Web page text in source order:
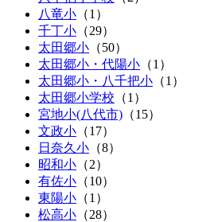
八竜小 （1 ）
千丁小 （29）
太田郷小 （50）
太田郷小・代陽小 （1 ）
太田郷小・八千把小 （1 ）
太田郷小学校 （1）
宮地小(八代市) （15）
文政小 （17）
日奈久小 （8）
昭和小 （2）
有佐小 （10）
東陽小 （1 ）
松高小 （28）